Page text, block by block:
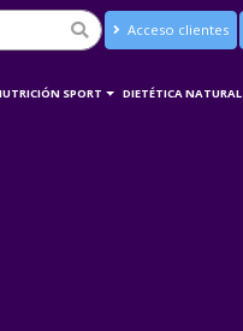
Acceso clientes
SPORT DIETÉTICA NATURAL